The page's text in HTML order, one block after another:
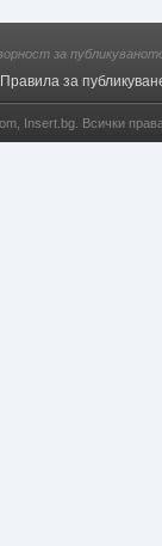
за
Правила за
Insert.bg . Всички